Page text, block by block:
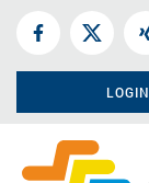
LOGIN